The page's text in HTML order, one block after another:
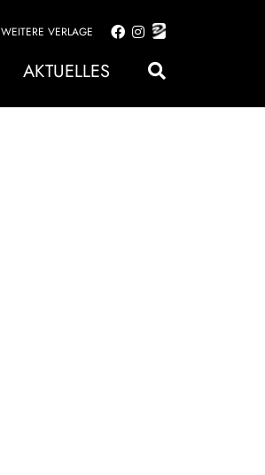
WEITERE VERLAGE
Zur
springen
Zum
springen
AKTUELLES